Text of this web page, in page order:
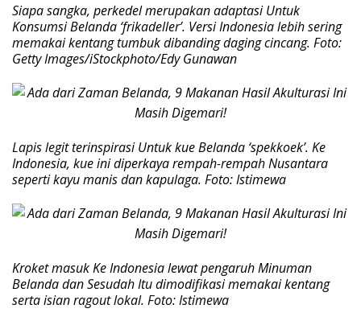
Siapa sangka, perkedel merupakan adaptasi Untuk
Konsumsi Belanda ‘frikadeller’. Versi Indonesia lebih sering
memakai kentang tumbuk dibanding daging cincang. Foto:
Getty Images/iStockphoto/Edy Gunawan
Lapis legit terinspirasi Untuk kue Belanda ‘spekkoek’. Ke
Indonesia, kue ini diperkaya rempah-rempah Nusantara
seperti kayu manis dan kapulaga. Foto: Istimewa
Kroket masuk Ke Indonesia lewat pengaruh Minuman
Belanda dan Sesudah Itu dimodifikasi memakai kentang
serta isian ragout lokal. Foto: Istimewa